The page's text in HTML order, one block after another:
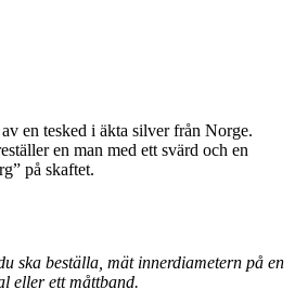
en tesked i äkta silver från Norge.
en man med ett svärd och en
på skaftet.
ska beställa, mät innerdiametern på en
eller ett måttband.